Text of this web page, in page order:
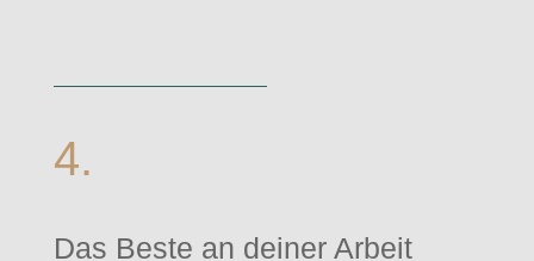
4.
Das Beste an deiner Arbeit